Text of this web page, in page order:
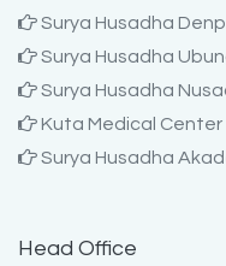
Surya Husadha
Surya Husadha
Surya Husadha
Kuta Medical Center
Surya Husadha
Head Office